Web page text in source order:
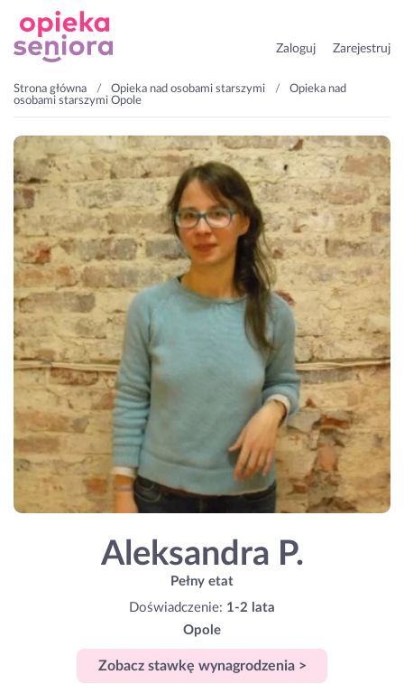
Zaloguj Zarejestruj
Strona główna Opieka nad osobami starszymi
Opieka nad
osobami starszymi Opole
Aleksandra P.
Pełny etat
Doświadczenie: 1-2 lata
Opole
Zobacz stawkę wynagrodzenia >